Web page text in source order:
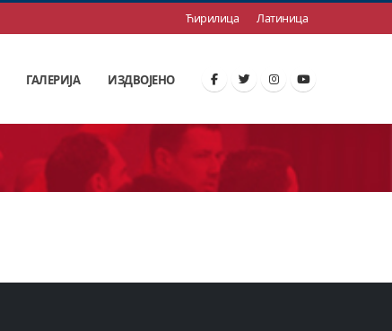
Ћирилица Латиница
ГАЛЕРИЈА ИЗДВОЈЕНО